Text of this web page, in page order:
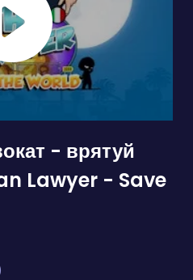
- врятуй
Lawyer - Save